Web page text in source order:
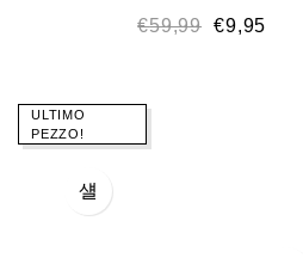
€59,99 €9,95
ULTIMO
PEZZO!